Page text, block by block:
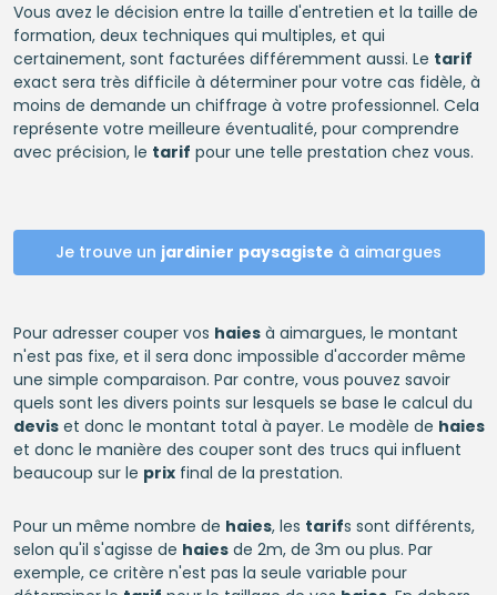
Vous avez le décision entre la taille d'entretien et la taille de
formation, deux techniques qui multiples, et qui
certainement, sont facturées différemment aussi. Le tarif
exact sera très difficile à déterminer pour votre cas fidèle, à
moins de demande un chiffrage à votre professionnel. Cela
représente votre meilleure éventualité, pour comprendre
avec précision, le tarif pour une telle prestation chez vous.
Je trouve un jardinier paysagiste à aimargues
Pour adresser couper vos haiesà aimargues, le montant
n'est pas fixe, et il sera donc impossible d'accorder même
une simple comparaison. Par contre, vous pouvez savoir
quels sont les divers points sur lesquels se base le calcul du
deviset donc le montant total à payer. Le modèle de haies
et donc le manière des couper sont des trucs qui influent
beaucoup sur le prixfinal de la prestation.
Pour un même nombre de haies, les tarifs sont différents,
selon qu'il s'agisse de haiesde 2m, de 3m ou plus. Par
exemple, ce critère n'est pas la seule variable pour